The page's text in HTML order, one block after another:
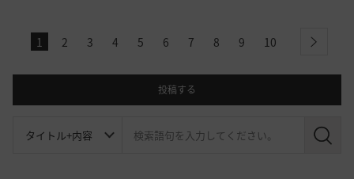
1 2 3 4 5 6 7 8 9 10 next
投稿する
検